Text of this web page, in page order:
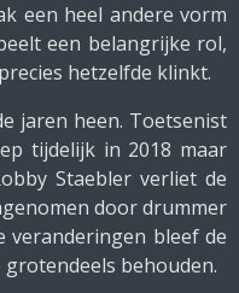
een heel andere vorm
een belangrijke rol,
hetzelfde klinkt.
jaren heen. Toetsenist
tijdelijk in 2018 maar
Staebler verliet de
door drummer
veranderingen bleef de
behouden.